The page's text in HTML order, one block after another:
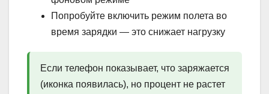
Попробуйте включить режим полета во
время зарядки — это снижает нагрузку
Если телефон показывает, что заряжается
(иконка появилась), но процент не растет